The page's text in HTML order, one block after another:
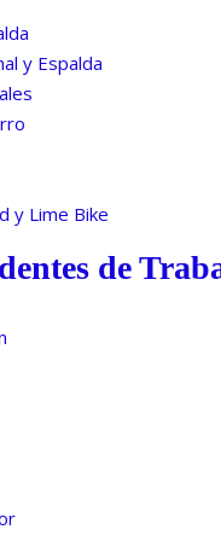
y Espalda
y Lime Bike
de